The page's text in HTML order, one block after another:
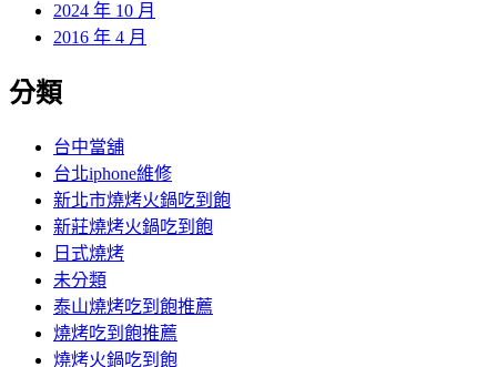
2024 年 10 月
2016 年 4 月
分類
台中當舖
台北iphone維修
新北市燒烤火鍋吃到飽
新莊燒烤火鍋吃到飽
日式燒烤
未分類
泰山燒烤吃到飽推薦
燒烤吃到飽推薦
燒烤火鍋吃到飽